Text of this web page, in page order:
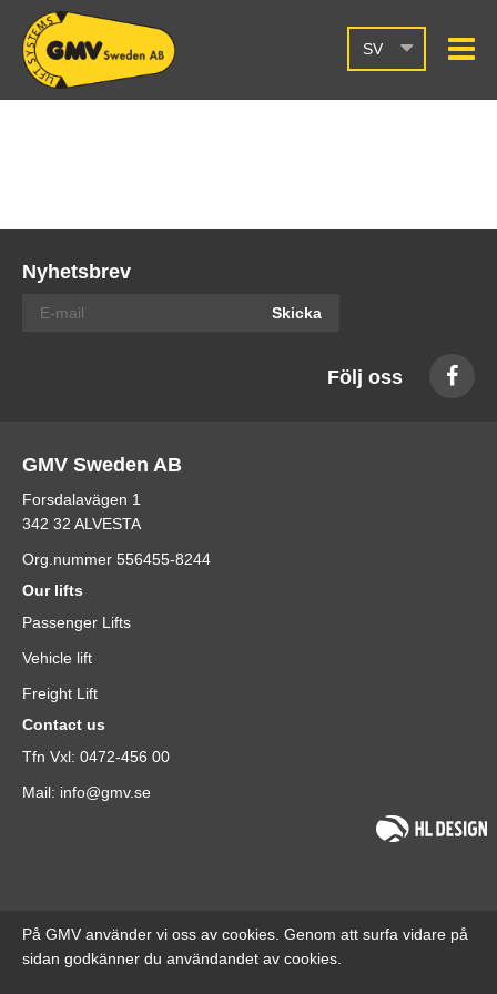
SV
Nyhetsbrev
Skicka
Följ oss
GMV Sweden AB
Forsdalavägen 1
342 32 ALVESTA
Org.nummer 556455-8244
Our lifts
Passenger Lifts
Vehicle lift
Freight Lift
Contact us
Tfn Vxl: 0472-456 00
Mail: info@gmv.se
På GMV använder vi oss av cookies. Genom att surfa vidare på
sidan godkänner du användandet av cookies.